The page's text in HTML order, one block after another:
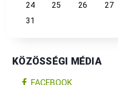
24
25 26 27
31
KÖZÖSSÉGI MÉDIA
FACEBOOK